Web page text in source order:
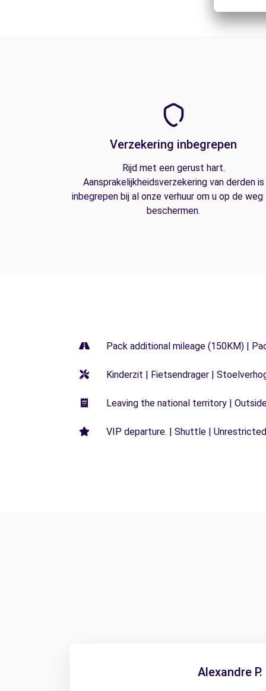
Verzekering inbegrepen
Rijd met een gerust hart.
Aansprakelijkheidsverzekering van derden is
inbegrepen bij al onze verhuur om u op de
beschermen.
Pack additional mileage (150KM) |
Kinderzit | Fietsendrager |
Leaving the national territory |
VIP departure. | Shuttle |
Alexandre P.